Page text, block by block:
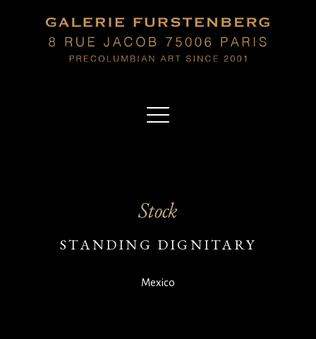
Stock
STANDING DIGNITARY
Mexico